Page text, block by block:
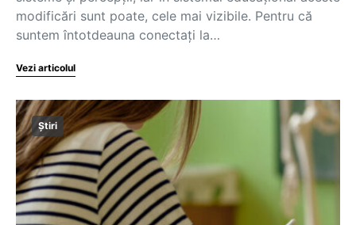
modificări sunt poate, cele mai vizibile. Pentru că
suntem întotdeauna conectați la…
Vezi articolul
Știri